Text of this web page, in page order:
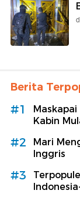
Berita
#1
Kabin
#2
Mari
Inggris
#3